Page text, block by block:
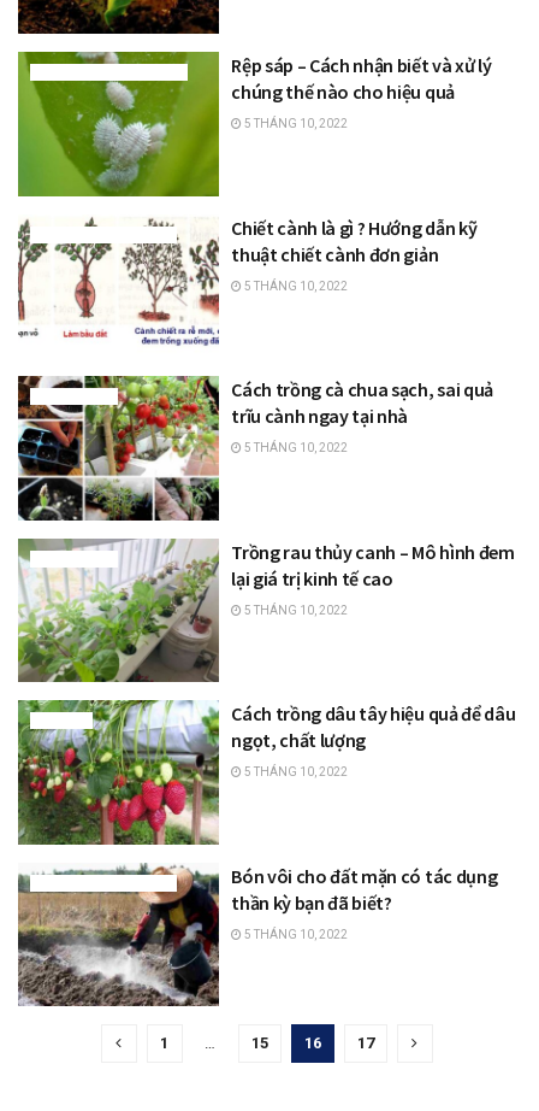
Rệp sáp – Cách nhận biết và xử lý
chúng thế nào cho hiệu quả
5 THÁNG 10, 2022
Chiết cành là gì ? Hướng dẫn kỹ
thuật chiết cành đơn giản
5 THÁNG 10, 2022
Cách trồng cà chua sạch, sai quả
trĩu cành ngay tại nhà
5 THÁNG 10, 2022
Trồng rau thủy canh – Mô hình đem
lại giá trị kinh tế cao
5 THÁNG 10, 2022
Cách trồng dâu tây hiệu quả để dâu
ngọt, chất lượng
5 THÁNG 10, 2022
Bón vôi cho đất mặn có tác dụng
thần kỳ bạn đã biết?
5 THÁNG 10, 2022
1 … 15 16 17